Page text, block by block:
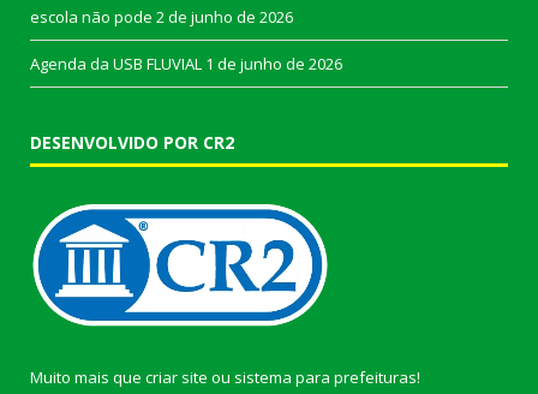
escola não pode 2 de junho de 2026
Agenda da USB FLUVIAL 1 de junho de 2026
DESENVOLVIDO POR CR2
Muito mais que criar site ou sistema para prefeituras!